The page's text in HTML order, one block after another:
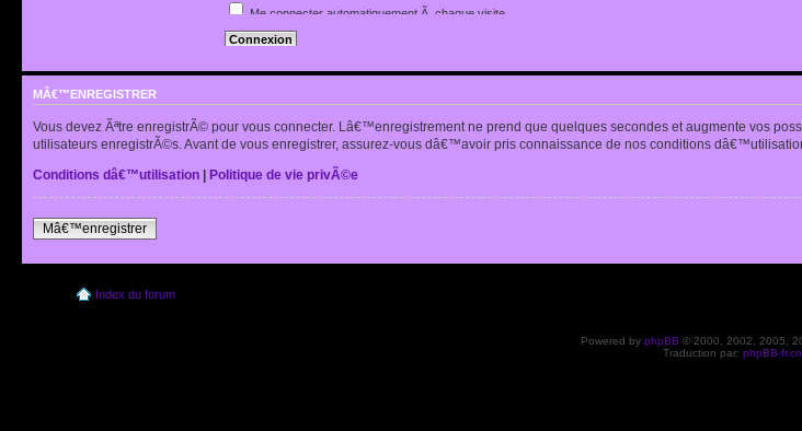
Renvoyer lâ€™e-mail de confirmation
Me connecter automatiquement Ã chaque visite
Cacher mon statut en ligne pour cette session
MÂ€™ENREGISTRER
Vous devez Ãªtre enregistrÃ© pour vous connecter. Lâ€™enregistrement ne prend que quelques secondes et augmente vos
utilisateurs enregistrÃ©s. Avant de vous enregistrer, assurez-vous dâ€™avoir pris connaissance de nos conditions
Conditions dâ€™utilisation
Politique de vie privÃ©e
Mâ€™enregistrer
Index du forum
Powered by phpBB © 2000, 2002, 2005,
Traduction par: phpBB-